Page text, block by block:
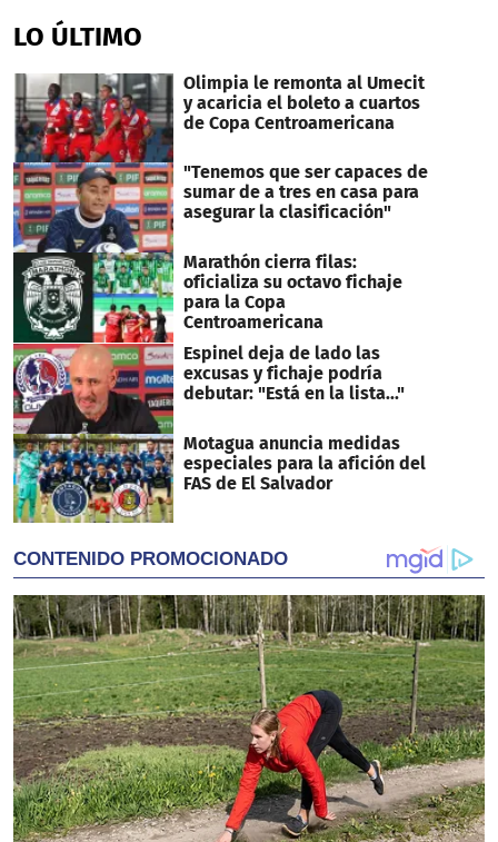
of
50
LO ÚLTIMO
Olimpia le remonta al Umecit
y acaricia el boleto a cuartos
de Copa Centroamericana
"Tenemos que ser capaces de
sumar de a tres en casa para
asegurar la clasificación"
Marathón cierra filas:
oficializa su octavo fichaje
para la Copa
Centroamericana
Espinel deja de lado las
excusas y fichaje podría
debutar: "Está en la lista..."
Motagua anuncia medidas
especiales para la afición del
FAS de El Salvador